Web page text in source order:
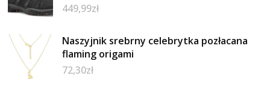
449,99zł
Naszyjnik srebrny celebrytka pozłacana
flaming origami
72,30zł